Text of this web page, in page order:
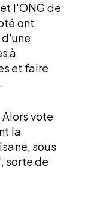
l'ONG de
ont
à
et faire
vote
la
sous
sorte de